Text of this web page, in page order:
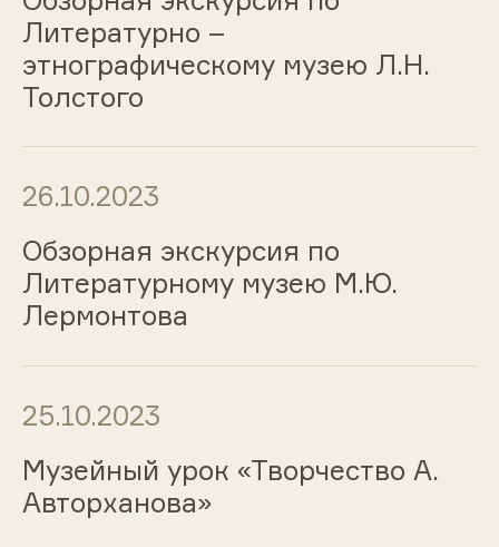
Литературно –
этнографическому музею Л.Н.
Толстого
26.10.2023
Обзорная экскурсия по
Литературному музею М.Ю.
Лермонтова
25.10.2023
Музейный урок «Творчество А.
Авторханова»